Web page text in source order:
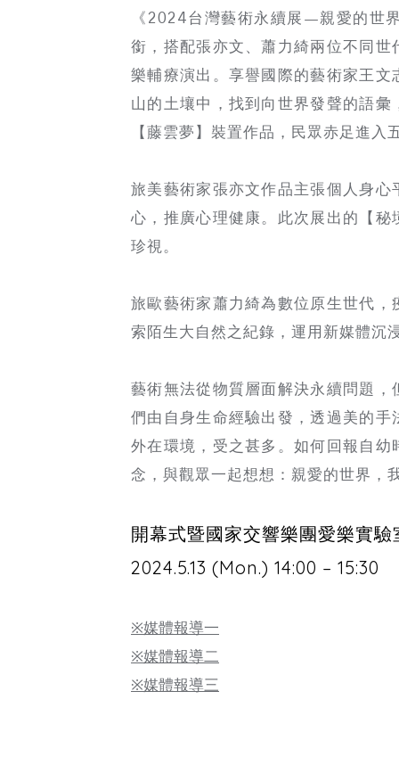
《2024台灣藝術永續展—親愛的世
銜，搭配張亦文、蕭力綺兩位不同
樂輔療演出。享譽國際的藝術家王
山的土壤中，找到向世界發聲的語
【藤雲夢】裝置作品，民眾赤足進
旅美藝術家張亦文作品主張個人身
心，推廣心理健康。此次展出的【
珍視。
旅歐藝術家蕭力綺為數位原生世代
索陌生大自然之紀錄，運用新媒體沉
藝術無法從物質層面解決永續問題
們由自身生命經驗出發，透過美的
外在環境，受之甚多。如何回報自
念，與觀眾一起想想：親愛的世界，
開幕式暨國家交響樂團愛樂實
2024.5.13 (Mon.) 14:00 – 15:30
※媒體報導一
※媒體報導二
※媒體報導三